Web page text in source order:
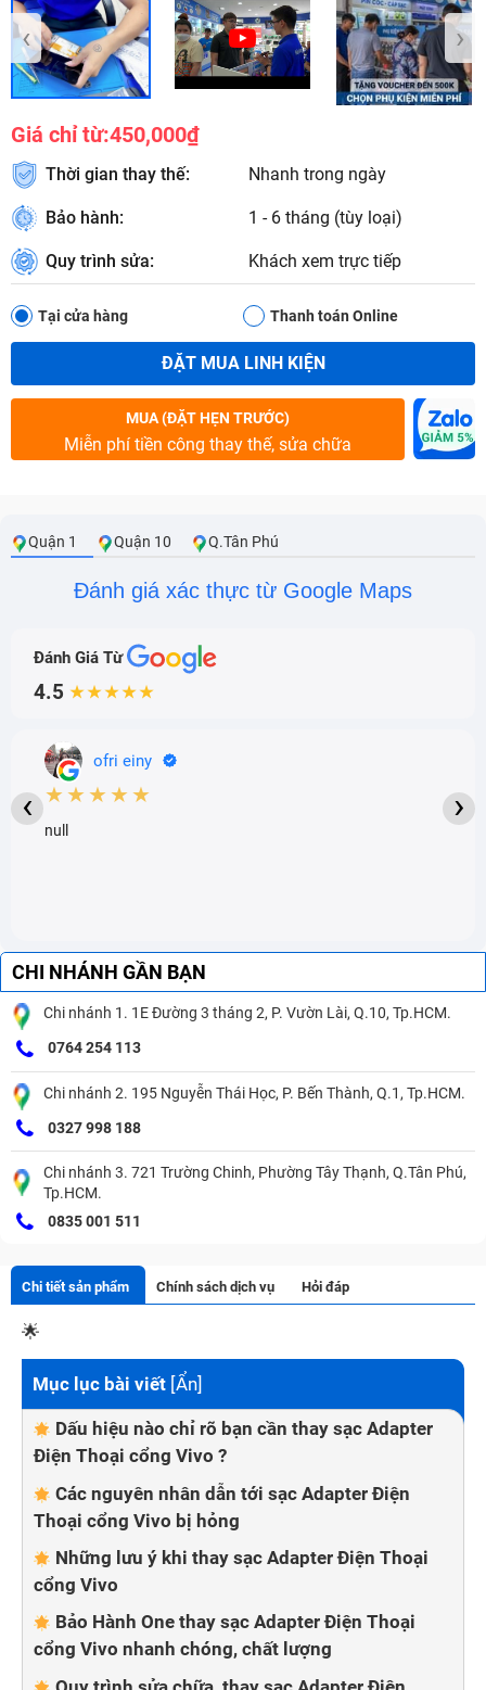
‹ ›
Giá chỉ từ:450,000₫
Thời gian thay thế: Nhanh trong ngày
Bảo hành: 1 - 6 tháng (tùy loại)
Quy trình sửa: Khách xem trực tiếp
Tại cửa hàng Thanh toán Online
ĐẶT MUA LINH KIỆN
MUA (ĐẶT HẸN TRƯỚC)
Miễn phí tiền công thay thế, sửa chữa
Quận 1 Quận 10 Q.Tân Phú
Đánh giá xác thực từ Google Maps
Đánh Giá Từ
4.5 ★★★★★
ofri einy
★★★★★
null
‹ ›
CHI NHÁNH GẦN BẠN
Chi nhánh 1. 1E Đường 3 tháng 2, P. Vườn Lài, Q.10, Tp.HCM.
0764 254 113
Chi nhánh 2. 195 Nguyễn Thái Học, P. Bến Thành, Q.1, Tp.HCM.
0327 998 188
Chi nhánh 3. 721 Trường Chinh, Phường Tây Thạnh, Q.Tân Phú,
Tp.HCM.
0835 001 511
Chi tiết sản phẩm Chính sách dịch vụ Hỏi đáp
🌟
Mục lục bài viết [Ẩn]
Dấu hiệu nào chỉ rõ bạn cần thay sạc Adapter
Điện Thoại cổng Vivo ?
Các nguyên nhân dẫn tới sạc Adapter Điện
Thoại cổng Vivo bị hỏng
Những lưu ý khi thay sạc Adapter Điện Thoại
cổng Vivo
Bảo Hành One thay sạc Adapter Điện Thoại
cổng Vivo nhanh chóng, chất lượng